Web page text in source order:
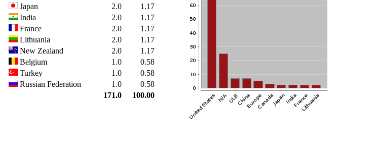
Japan
2.0
1.17
India
2.0
1.17
France
2.0
1.17
Lithuania
2.0
1.17
New Zealand
2.0
1.17
Belgium
1.0
0.58
Turkey
1.0
0.58
Russian Federation
1.0
0.58
171.0
100.00